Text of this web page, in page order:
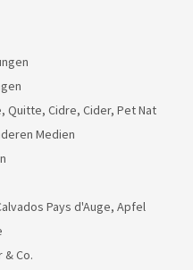
Quitte, Cidre, Cider, Pet Nat
Medien
Pays d'Auge, Apfel
& Co.